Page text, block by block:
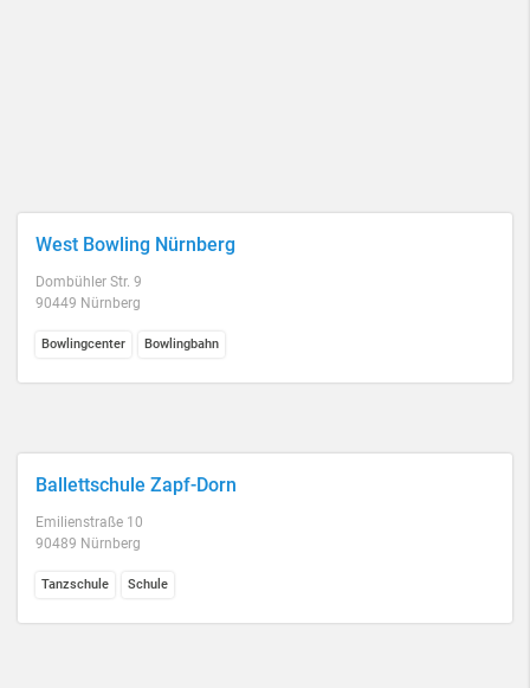
West Bowling Nürnberg
Dombühler Str. 9
90449 Nürnberg
Bowlingcenter Bowlingbahn
Ballettschule Zapf-Dorn
Emilienstraße 10
90489 Nürnberg
Tanzschule Schule